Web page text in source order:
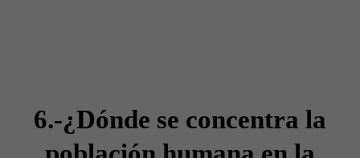
6.-¿Dónde se concentra la